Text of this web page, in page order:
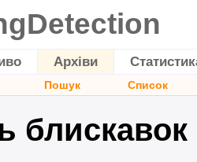
Архіви
Пошук Список
блискавок